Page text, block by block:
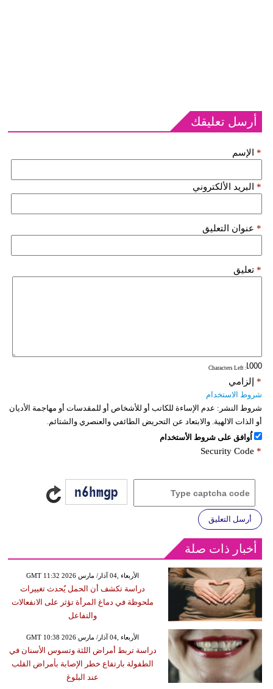
أرسل تعليقك
الإسم *
البريد الألكتروني *
عنوان التعليق *
تعليق *
: Characters Left
إلزامي *
شروط الاستخدام
شروط النشر: عدم الإساءة للكاتب أو للأشخاص أو للمقدسات أو مهاجمة الأديان
أو الذات الالهية. والابتعاد عن التحريض الطائفي والعنصري والشتائم.
اُوافق على شروط الأستخدام
Security Code *
أرسل التعليق
أخبار ذات صلة
GMT 11:32 2026 الأربعاء ,04 آذار/ مارس
دراسة تكشف أن الحمل يُحدث تغييرات
ملحوظة في دماغ المرأة تؤثر على الانفعالات
والتفاعل
GMT 10:38 2026 الأربعاء ,04 آذار/ مارس
دراسة تربط أمراض اللثة وتسوس الأسنان في
الطفولة بارتفاع خطر الإصابة بأمراض القلب
عند البلوغ